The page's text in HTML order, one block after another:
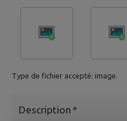
Type de fichier accepté: image.
Description *